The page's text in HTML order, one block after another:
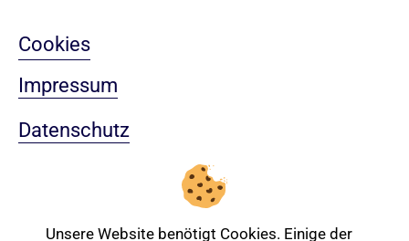
Cookies
Impressum
Datenschutz
Nach oben
Unsere Website benötigt Cookies. Einige der